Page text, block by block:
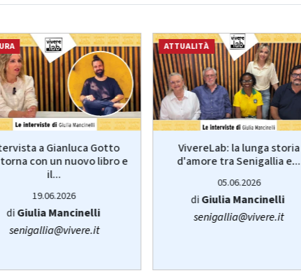
a Gianluca Gotto
con un nuovo libro e
il...
19.06.2026
diGiulia Mancinelli
senigallia@vivere.it
ATTUALITÀ
VivereLab: la lunga storia
d'amore tra Senigallia e...
05.06.2026
diGiulia Mancinelli
senigallia@vivere.it